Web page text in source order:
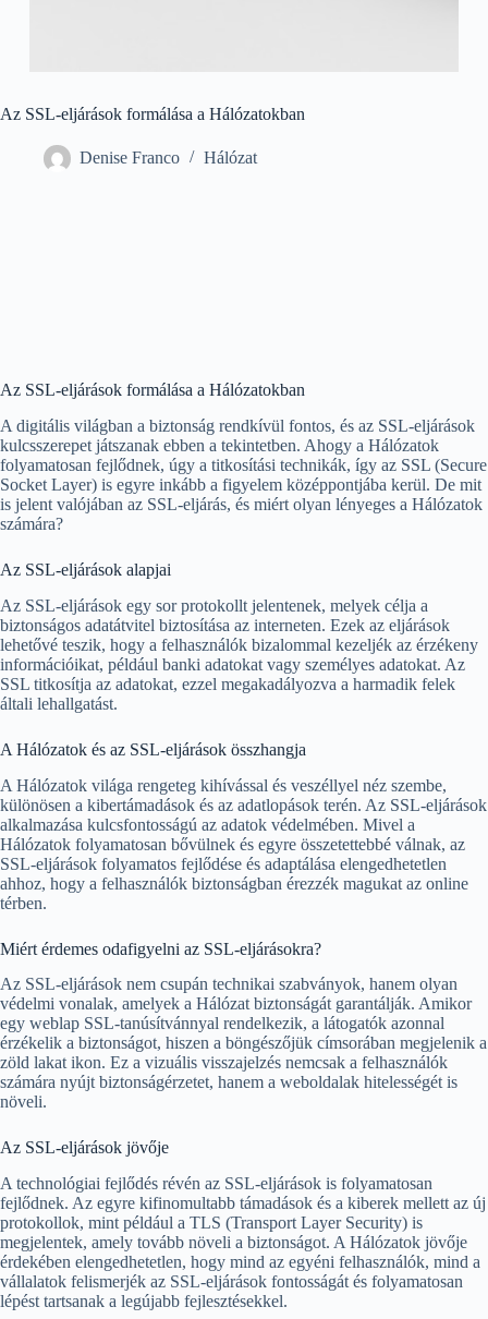
Az SSL-eljárások formálása a Hálózatokban
Denise Franco Hálózat
Az SSL-eljárások formálása a Hálózatokban
A digitális világban a biztonság rendkívül fontos, és az SSL-eljárások
kulcsszerepet játszanak ebben a tekintetben. Ahogy a Hálózatok
folyamatosan fejlődnek, úgy a titkosítási technikák, így az SSL (Secure
Socket Layer) is egyre inkább a figyelem középpontjába kerül. De mit
is jelent valójában az SSL-eljárás, és miért olyan lényeges a Hálózatok
számára?
Az SSL-eljárások alapjai
Az SSL-eljárások egy sor protokollt jelentenek, melyek célja a
biztonságos adatátvitel biztosítása az interneten. Ezek az eljárások
lehetővé teszik, hogy a felhasználók bizalommal kezeljék az érzékeny
információikat, például banki adatokat vagy személyes adatokat. Az
SSL titkosítja az adatokat, ezzel megakadályozva a harmadik felek
általi lehallgatást.
A Hálózatok és az SSL-eljárások összhangja
A Hálózatok világa rengeteg kihívással és veszéllyel néz szembe,
különösen a kibertámadások és az adatlopások terén. Az SSL-eljárások
alkalmazása kulcsfontosságú az adatok védelmében. Mivel a
Hálózatok folyamatosan bővülnek és egyre összetettebbé válnak, az
SSL-eljárások folyamatos fejlődése és adaptálása elengedhetetlen
ahhoz, hogy a felhasználók biztonságban érezzék magukat az online
térben.
Miért érdemes odafigyelni az SSL-eljárásokra?
Az SSL-eljárások nem csupán technikai szabványok, hanem olyan
védelmi vonalak, amelyek a Hálózat biztonságát garantálják. Amikor
egy weblap SSL-tanúsítvánnyal rendelkezik, a látogatók azonnal
érzékelik a biztonságot, hiszen a böngészőjük címsorában megjelenik a
zöld lakat ikon. Ez a vizuális visszajelzés nemcsak a felhasználók
számára nyújt biztonságérzetet, hanem a weboldalak hitelességét is
növeli.
Az SSL-eljárások jövője
A technológiai fejlődés révén az SSL-eljárások is folyamatosan
fejlődnek. Az egyre kifinomultabb támadások és a kiberek mellett az új
protokollok, mint például a TLS (Transport Layer Security) is
megjelentek, amely tovább növeli a biztonságot. A Hálózatok jövője
érdekében elengedhetetlen, hogy mind az egyéni felhasználók, mind a
vállalatok felismerjék az SSL-eljárások fontosságát és folyamatosan
lépést tartsanak a legújabb fejlesztésekkel.